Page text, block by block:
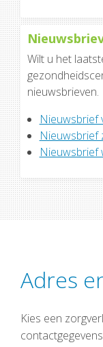
Wilt u het
nieuwsbrieven.
Nieuwsbrief
Nieuwsbrief
Nieuwsbrief
Adres
Kies een